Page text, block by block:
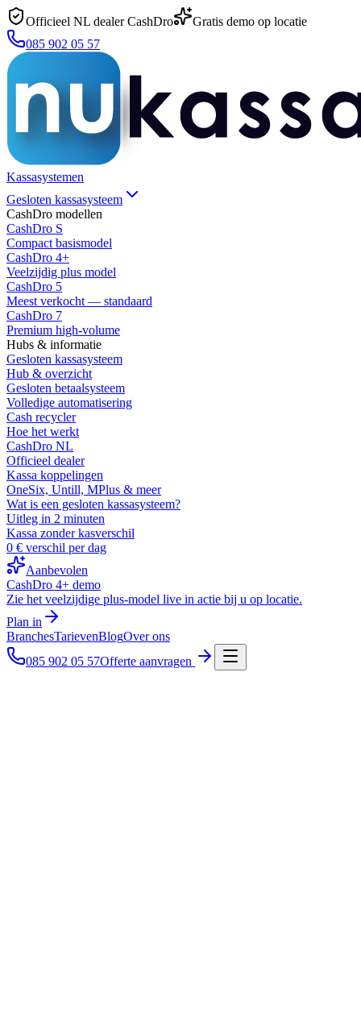
Officieel NL dealer CashDro
Gratis demo op locatie
085 902 05 57
Kassasystemen
Gesloten kassasysteem
CashDro modellen
CashDro S
Compact basismodel
CashDro 4+
Veelzijdig plus model
CashDro 5
Meest verkocht — standaard
CashDro 7
Premium high-volume
Hubs & informatie
Gesloten kassasysteem
Hub & overzicht
Gesloten betaalsysteem
Volledige automatisering
Cash recycler
Hoe het werkt
CashDro NL
Officieel dealer
Kassa koppelingen
OneSix, Untill, MPlus & meer
Wat is een gesloten kassasysteem?
Uitleg in 2 minuten
Kassa zonder kasverschil
0 € verschil per dag
Aanbevolen
CashDro 4+ demo
Zie het veelzijdige plus-model live in actie bij u op locatie.
Plan in
BranchesTarievenBlogOver ons
085 902 05 57Offerte aanvragen